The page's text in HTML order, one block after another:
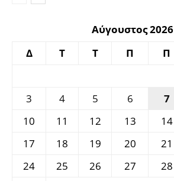
Αύγουστος 2026
Δ
Τ Τ Π Π
3
4 5 6 7
10
11 12 13 14
17
18 19 20 21
24
25 26 27 28